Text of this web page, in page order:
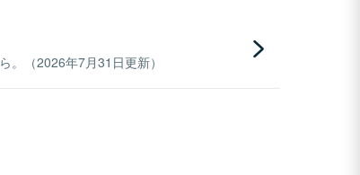
。（2026年7月31日更新）